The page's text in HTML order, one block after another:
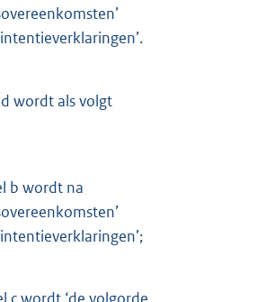
wordt als volgt
b wordt na